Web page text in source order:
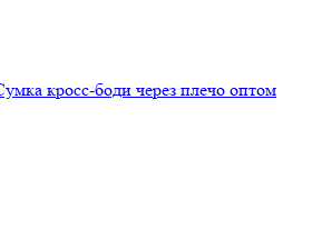
кросс-боди через плечо оптом